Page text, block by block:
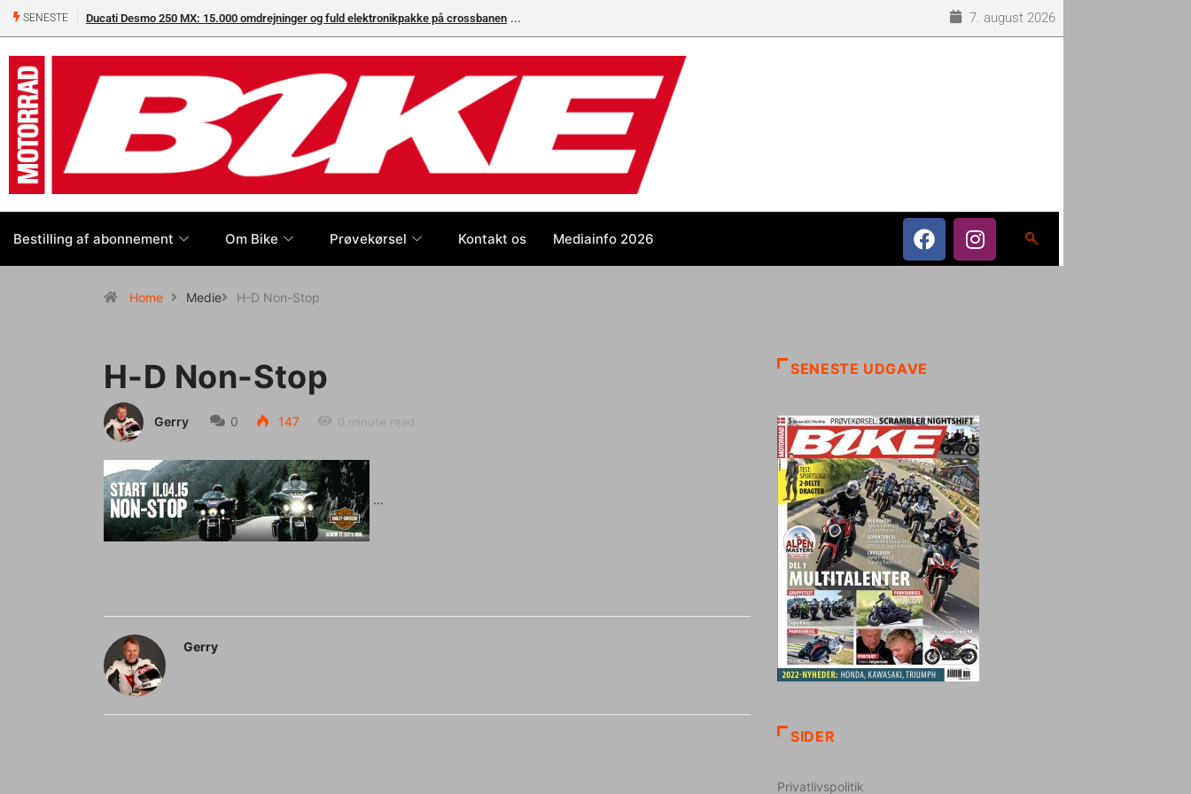
SENESTE Ducati Desmo 250 MX: 15.000 omdrejninger og fuld elektronikpakke på crossbanen 7. august 2026
Bestilling af abonnement Om Bike Prøvekørsel Kontakt os Mediainfo 2026
Home Medie H-D Non-Stop
H-D Non-Stop
Gerry 0 147 0 minute read
Gerry
SENESTE UDGAVE
SIDER
Privatlivspolitik